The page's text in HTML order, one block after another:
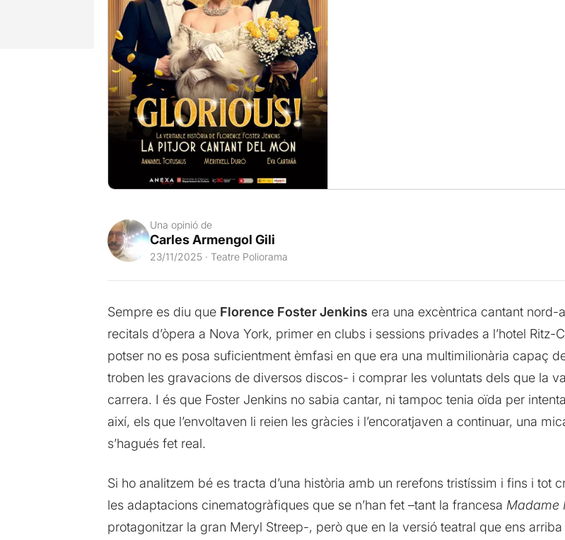
Una opinió de
Carles Armengol Gili
23/11/2025 · Teatre Poliorama
Sempre es diu que Florence Foster Jenkins era una excèntrica cantant
recitals d’òpera a Nova York, primer en clubs i sessions privades a l’hotel
potser no es posa suficientment èmfasi en que era una multimilionària capaç
troben les gravacions de diversos discos- i comprar les voluntats dels que la
carrera. I és que Foster Jenkins no sabia cantar, ni tampoc tenia oïda per
així, els que l’envoltaven li reien les gràcies i l’encoratjaven a continuar, una
s’hagués fet real.
Si ho analitzem bé es tracta d’una història amb un rerefons tristíssim i fins i tot
les adaptacions cinematogràfiques que se n’han fet –tant la francesa Madame
protagonitzar la gran Meryl Streep-, però que en la versió teatral que ens